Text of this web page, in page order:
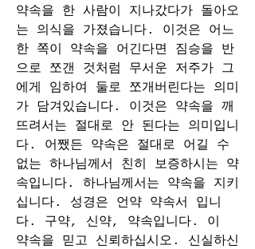
약속을 한 사람이 지나갔다가 돌아오
는 의식을 가졌습니다. 이것은 어느
한 쪽이 약속을 어긴다면 짐승을 반
으로 쪼갠 것처럼 무서운 저주가 그
에게 임하여 둘로 쪼개버린다는 의미
가 담겨있습니다. 이것은 약속을 깨
뜨려서는 절대로 안 된다는 의미입니
다. 어쨌든 약속은 절대로 어길 수
없는 하나님께서 친히 보증하시는 약
속입니다. 하나님께서는 약속을 지키
십니다. 성경은 언약 약속서 입니
다. 구약, 신약, 약속입니다. 이
약속을 믿고 신뢰하십시오. 신실하신